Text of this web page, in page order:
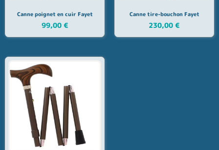
Canne poignet en cuir Fayet
99,00 €
Canne tire-bouchon Fayet
230,00 €